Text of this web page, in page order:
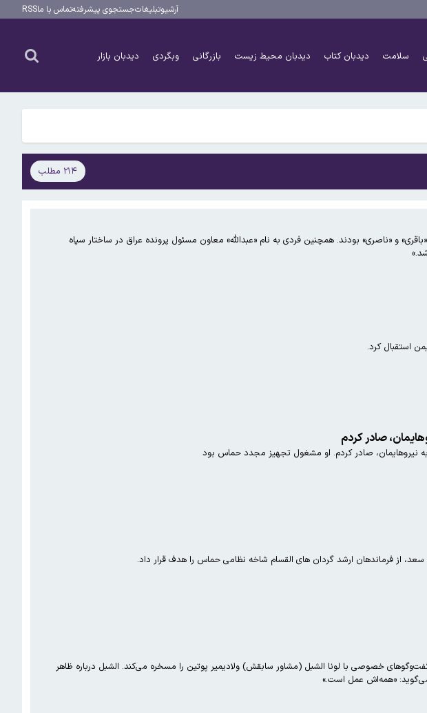
آرشیوتبلیغاتجستجوی پیشرفتهتماس با ماRSS
سلامت دیدبان کتاب دیدبان محیط زیست بازرگانی وبگردی دیدبان بازار
۲۱۴ مطلب
و «ناصری» بودند. همچنین فردی به نام «عبدالله» معاون مسئول پرونده عراق در ساختار سپاه
استقبال کرد.
صادر کردم
به نیروهایمان، صادر کردم. او مشغول تجهیز مجدد حماس بود
خصوصی با لونا الشبل (مشاور سابقش) ولادیمیر پوتین را مسخره می‌کند. الشبل درباره ظاهر
می‌گوید: «همه‌اش عمل است.»